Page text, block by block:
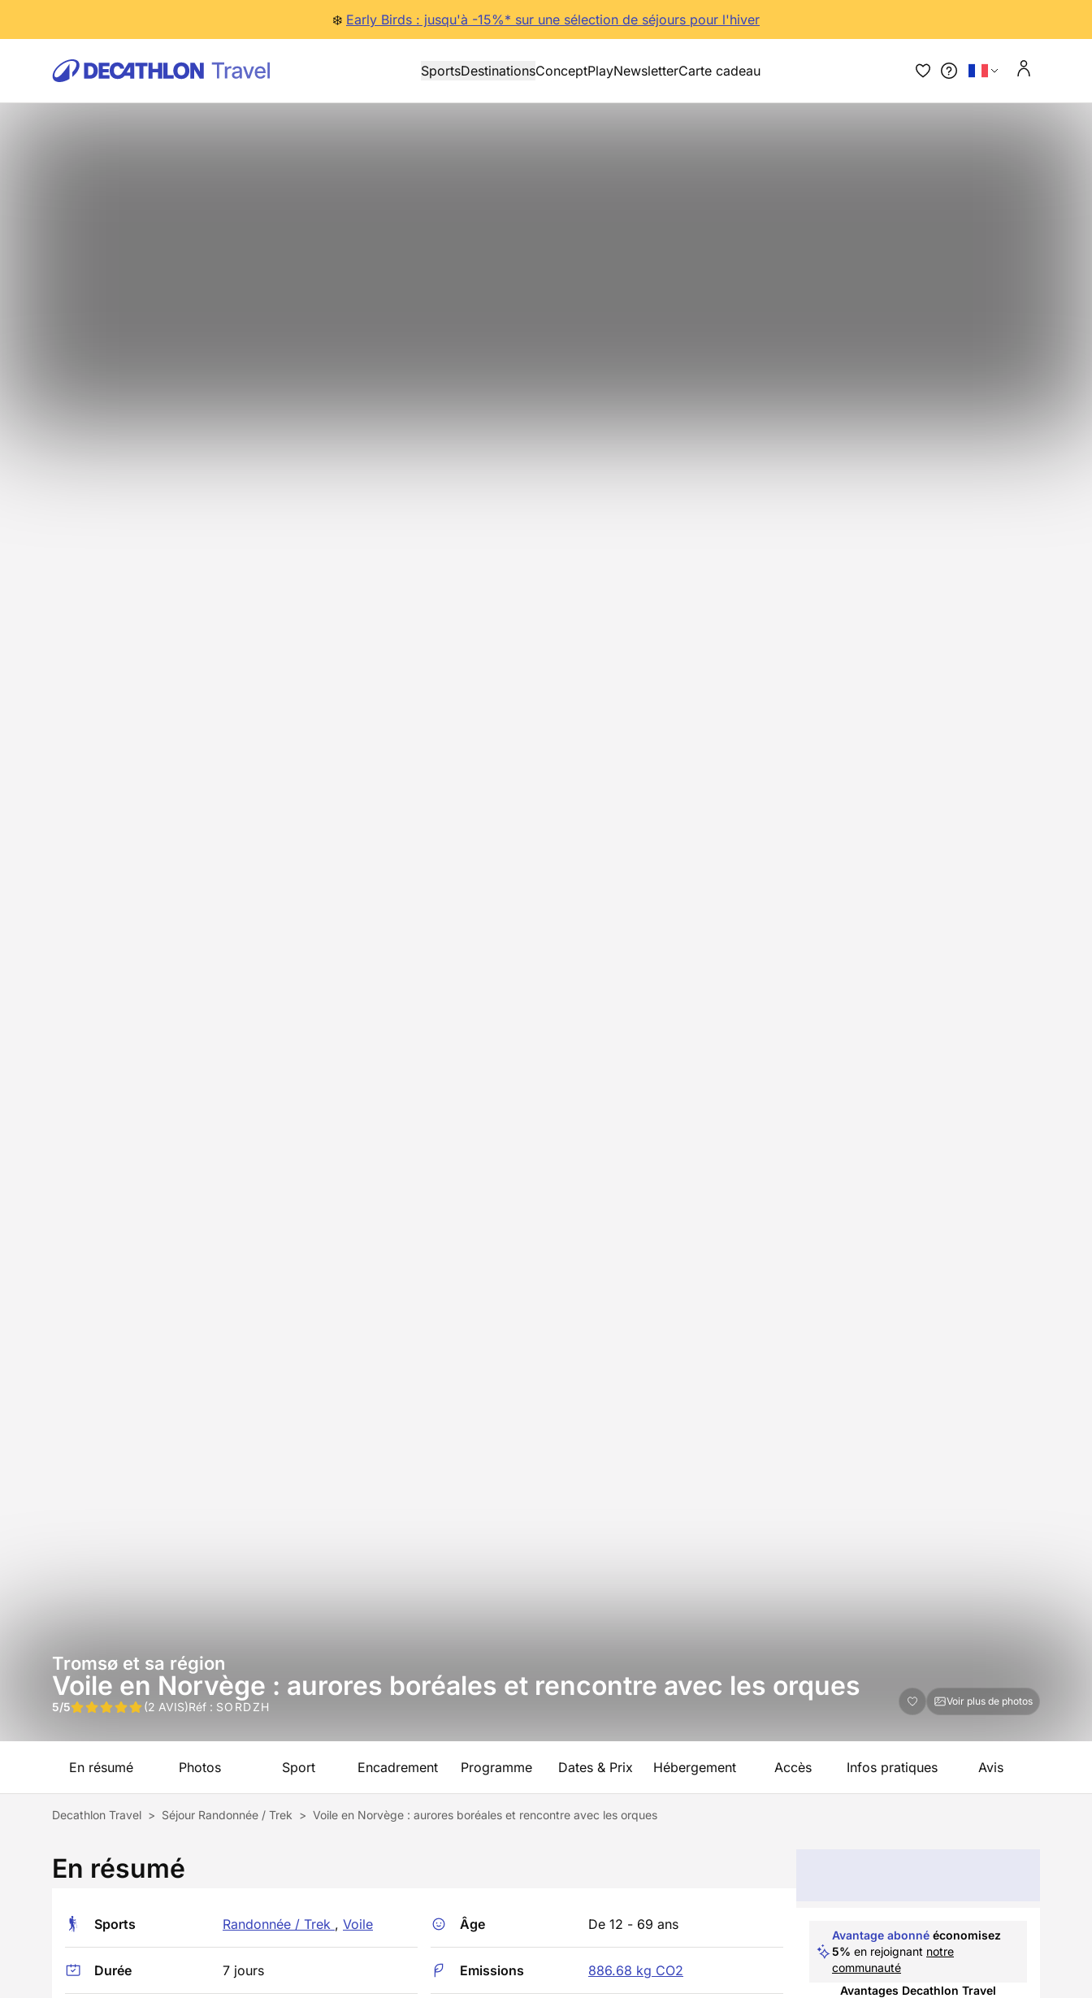
❄️ Early Birds : jusqu'à -15%* sur une sélection de séjours pour l'hiver
SportsDestinationsConceptPlayNewsletterCarte cadeau
Tromsø et sa région
Voile en Norvège : aurores boréales et rencontre avec les orques
5/5 (2 AVIS)Réf : SORDZH Voir plus de photos
En résumé Photos Sport Encadrement Programme Dates & Prix Hébergement Accès Infos pratiques Avis
Decathlon Travel > Séjour Randonnée / Trek > Voile en Norvège : aurores boréales et rencontre avec les orques
En résumé
Sports Randonnée / Trek , Voile
Durée 7 jours
Âge De 12 - 69 ans
Emissions 886.68 kg CO2
Avantage abonné économisez
5% en rejoignant notre
communauté
Avantages Decathlon Travel